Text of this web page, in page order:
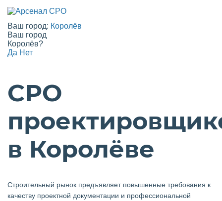
Ваш город: Королёв
Ваш город
Королёв?
Да Нет
СРО
в Королёве
Строительный рынок предъявляет повышенные требования к
качеству проектной документации и профессиональной